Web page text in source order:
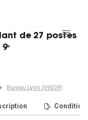
de 27 postes
Bureau Lyon (69009)